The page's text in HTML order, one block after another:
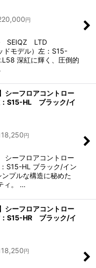
円
SEIQZ LTD
ドモデル）左：S15-
深紅に輝く、圧倒的
シーフロアコントロー
S15-HL ブラック/イ
円
シーフロアコントロー
S15-HL ブラック/イン
プルな構造に秘めた
ィ。 …
シーフロアコントロー
S15-HR ブラック/イ
円